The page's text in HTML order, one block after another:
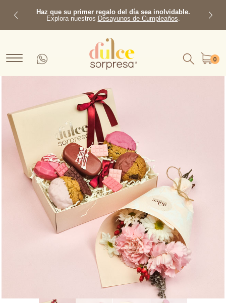
Haz que su primer regalo del día sea inolvidable.
Explora nuestros Desayunos de Cumpleaños.
Previous Next
0